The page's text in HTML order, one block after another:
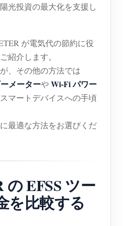
光投資の最大化を支援し
が電気代の節約に役
紹介します。
、その他の方法では
メーターやWi-Fi パワー
マートデバイスへの手頃
最適な方法をお選びくだ
EFSS ツー
を比較する